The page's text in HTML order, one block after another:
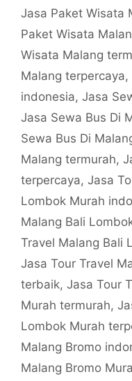
Jasa Paket Wisata
Paket Wisata
Wisata Malang
Malang terpercaya,
indonesia, Jasa
Jasa Sewa Bus Di
Sewa Bus Di
Malang termurah,
terpercaya, Jasa
Lombok Murah
Malang Bali
Travel Malang Bali
Jasa Tour Travel
terbaik, Jasa Tour
Murah termurah,
Lombok Murah
Malang Bromo
Malang Bromo